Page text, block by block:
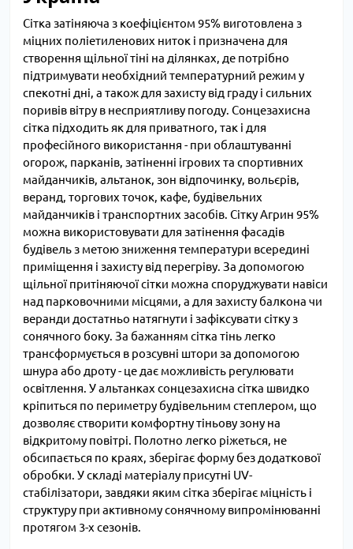
Сітка затіняюча з коефіцієнтом 95% виготовлена з
міцних поліетиленових ниток і призначена для
створення щільної тіні на ділянках, де потрібно
підтримувати необхідний температурний режим у
спекотні дні, а також для захисту від граду і сильних
поривів вітру в несприятливу погоду. Сонцезахисна
сітка підходить як для приватного, так і для
професійного використання - при облаштуванні
огорож, парканів, затіненні ігрових та спортивних
майданчиків, альтанок, зон відпочинку, вольєрів,
веранд, торгових точок, кафе, будівельних
майданчиків і транспортних засобів. Сітку Агрин 95%
можна використовувати для затінення фасадів
будівель з метою зниження температури всередині
приміщення і захисту від перегріву. За допомогою
щільної притіняючої сітки можна споруджувати навіси
над парковочними місцями, а для захисту балкона чи
веранди достатньо натягнути і зафіксувати сітку з
сонячного боку. За бажанням сітка тінь легко
трансформується в розсувні штори за допомогою
шнура або дроту - це дає можливість регулювати
освітлення. У альтанках сонцезахисна сітка швидко
кріпиться по периметру будівельним степлером, що
дозволяє створити комфортну тіньову зону на
відкритому повітрі. Полотно легко ріжеться, не
обсипається по краях, зберігає форму без додаткової
обробки. У складі матеріалу присутні UV-
стабілізатори, завдяки яким сітка зберігає міцність і
структуру при активному сонячному випромінюванні
протягом 3-х сезонів.